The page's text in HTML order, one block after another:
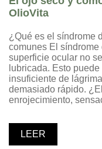
OlioVita
¿Qué es el síndrome
comunes El
superficie ocular no
lubricada. Esto
insuficiente de
demasiado rápido.
enrojecimiento,
LEER